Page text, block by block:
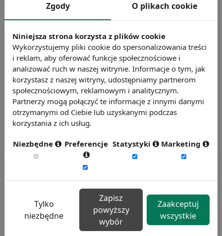
Rynekpracy.pl
sedlak.pl
wynagrodzenia.pl
raportyplacowe.pl
Zgody O plikach cookie
Niniejsza strona korzysta z plików cookie
Wykorzystujemy pliki cookie do spersonalizowania treści
i reklam, aby oferować funkcje społecznościowe i
analizować ruch w naszej witrynie. Informacje o tym, jak
korzystasz z naszej witryny, udostępniamy partnerom
społecznościowym, reklamowym i analitycznym.
Partnerzy mogą połączyć te informacje z innymi danymi
otrzymanymi od Ciebie lub uzyskanymi podczas
korzystania z ich usług.
Niezbędne Preferencje Statystyki Marketing
Tylko
niezbędne
Zapisz
powyższy
wybór
Zaakceptuj
wszystkie